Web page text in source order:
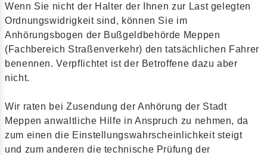
Wenn Sie nicht der Halter der Ihnen zur Last gelegten
Ordnungswidrigkeit sind, können Sie im
Anhörungsbogen der Bußgeldbehörde Meppen
(Fachbereich Straßenverkehr) den tatsächlichen Fahrer
benennen. Verpflichtet ist der Betroffene dazu aber
nicht.
Wir raten bei Zusendung der Anhörung der Stadt
Meppen anwaltliche Hilfe in Anspruch zu nehmen, da
zum einen die Einstellungswahrscheinlichkeit steigt
und zum anderen die technische Prüfung der